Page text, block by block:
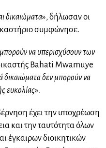
δικαιώματα», δήλωσαν οι
συμφώνησε.
να υπερισχύσουν των
Bahati Mwamuye
δικαιώματα δεν μπορούν να
ευκολίας».
έχει την υποχρέωση
και την ταυτότητα όλων
έγκαιρων διοικητικών